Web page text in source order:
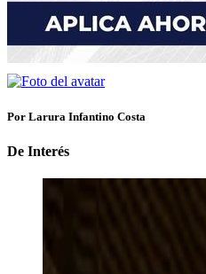
Por Larura Infantino Costa
De Interés